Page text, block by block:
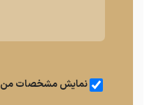
نمایش مشخصات من